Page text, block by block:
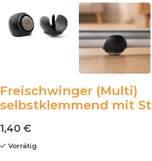
Freischwinger (Multi)
selbstklemmend mit
1,40 €
Vorrätig